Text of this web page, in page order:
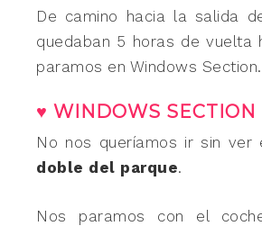
De camino hacia la salida
quedaban 5 horas de vuelta
paramos en Windows Section.
♥ WINDOWS SECTION
No nos queríamos ir sin ver
doble del parque.
Nos paramos con el